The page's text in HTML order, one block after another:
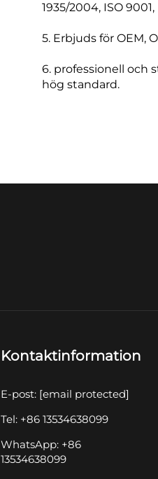
1935/2004, ISO
5. Erbjuds för OEM,
6. professionell och
hög standard.
Kontaktinformation
E-post: [email protected]
Tel: +86 13534638099
WhatsApp: +86
13534638099